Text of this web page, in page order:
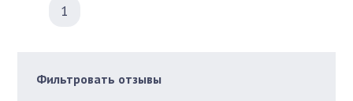
1
Фильтровать отзывы